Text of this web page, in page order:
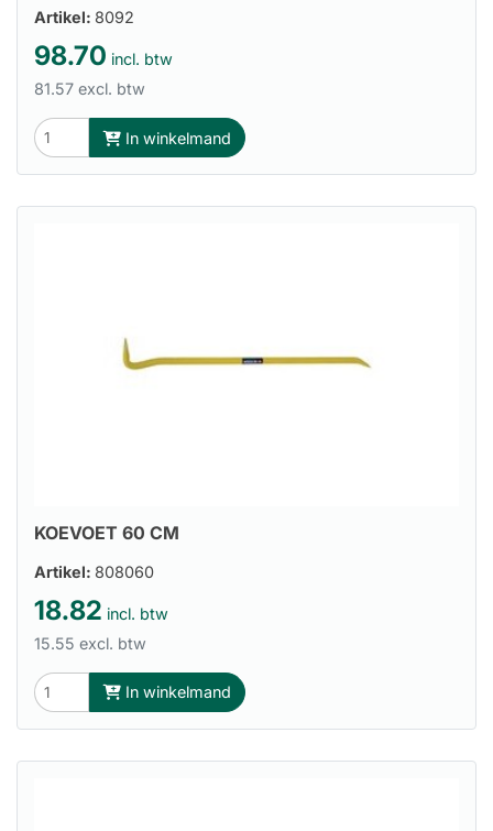
Artikel: 8092
98.70 incl. btw
81.57 excl. btw
In winkelmand
KOEVOET 60 CM
Artikel: 808060
18.82 incl. btw
15.55 excl. btw
In winkelmand